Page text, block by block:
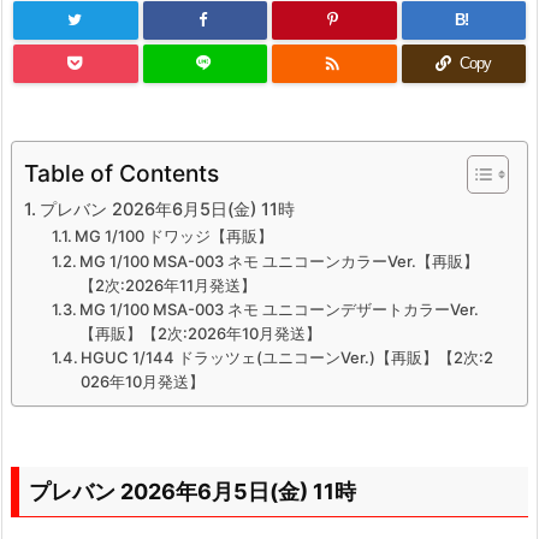
B!
 Copy
Table of Contents
プレバン 2026年6月5日(金) 11時
MG 1/100 ドワッジ【再販】
MG 1/100 MSA-003 ネモ ユニコーンカラーVer.【再販】
【2次:2026年11月発送】
MG 1/100 MSA-003 ネモ ユニコーンデザートカラーVer.
【再販】【2次:2026年10月発送】
HGUC 1/144 ドラッツェ(ユニコーンVer.)【再販】【2次:2
026年10月発送】
プレバン 2026年6月5日(金) 11時